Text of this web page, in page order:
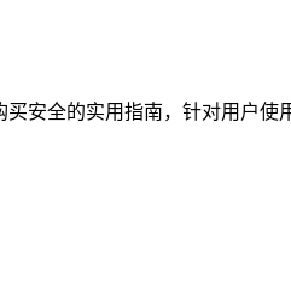
安全的实用指南，针对用户